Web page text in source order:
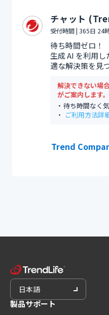
チャット
受付時間 | 365日 24
待ち時間ゼロ！
生成 AI を利用
適な解決策を見
解決できない場
がご案内します。
待ち時間なく
ご利用方法詳
Trend
日本語
製品サポート